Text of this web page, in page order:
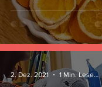
2. Dez. 2021 1 Min. Lesezeit